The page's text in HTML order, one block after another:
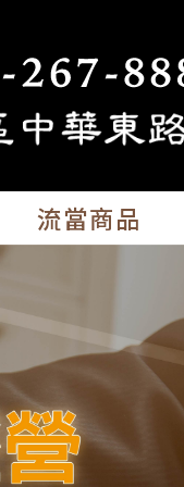
流當商品